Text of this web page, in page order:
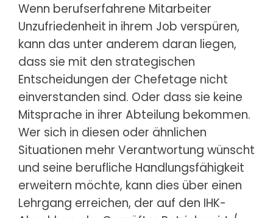
Wenn berufserfahrene Mitarbeiter
Unzufriedenheit in ihrem Job verspüren,
kann das unter anderem daran liegen,
dass sie mit den strategischen
Entscheidungen der Chefetage nicht
einverstanden sind. Oder dass sie keine
Mitsprache in ihrer Abteilung bekommen.
Wer sich in diesen oder ähnlichen
Situationen mehr Verantwortung wünscht
und seine berufliche Handlungsfähigkeit
erweitern möchte, kann dies über einen
Lehrgang erreichen, der auf den IHK-